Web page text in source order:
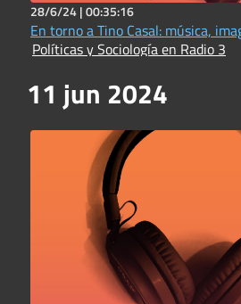
28/6/24 |00:35:16
En torno a Tino Casal: música,
Políticas y Sociología en Radio 3
11 jun 2024